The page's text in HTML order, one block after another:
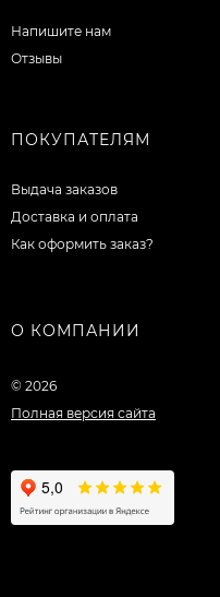
Напишите нам
Отзывы
ПОКУПАТЕЛЯМ
Выдача заказов
Доставка и оплата
Как оформить заказ?
О КОМПАНИИ
© 2026
Полная версия сайта